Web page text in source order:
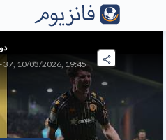
- 37, 10/03/2026, 19:45